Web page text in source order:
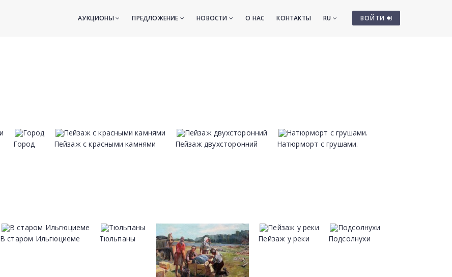
ВОЙТИ
АУКЦИОНЫ ПРЕДЛОЖЕНИЕ НОВОСТИ О НАС КОНТАКТЫ RU
Город Пейзаж с красными камнями Пейзаж двухсторонний Натюрморт с грушами.
В старом Ильгюциеме Тюльпаны Пейзаж у реки Подсолнухи